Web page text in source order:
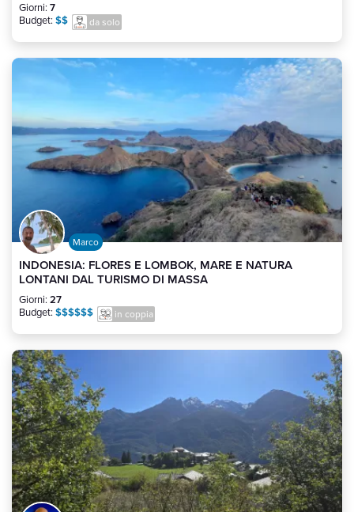
Giorni: 7
Budget: $$ da solo
Marco
INDONESIA: FLORES E LOMBOK, MARE E NATURA
LONTANI DAL TURISMO DI MASSA
Giorni: 27
Budget: $$$$$$ in coppia